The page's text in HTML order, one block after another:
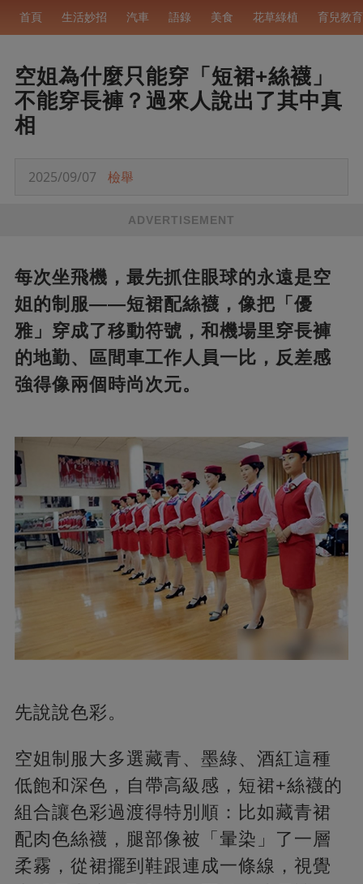
首頁 生活妙招 汽車 語錄 美食 花草綠植 育兒教育
空姐為什麼只能穿「短裙+絲襪」
不能穿長褲？過來人說出了其中真
相
2025/09/07 檢舉
ADVERTISEMENT
每次坐飛機，最先抓住眼球的永遠是空
姐的制服——短裙配絲襪，像把「優
雅」穿成了移動符號，和機場里穿長褲
的地勤、區間車工作人員一比，反差感
強得像兩個時尚次元。
先說說色彩。
空姐制服大多選藏青、墨綠、酒紅這種
低飽和深色，自帶高級感，短裙+絲襪的
組合讓色彩過渡得特別順：比如藏青裙
配肉色絲襪，腿部像被「暈染」了一層
柔霧，從裙擺到鞋跟連成一條線，視覺